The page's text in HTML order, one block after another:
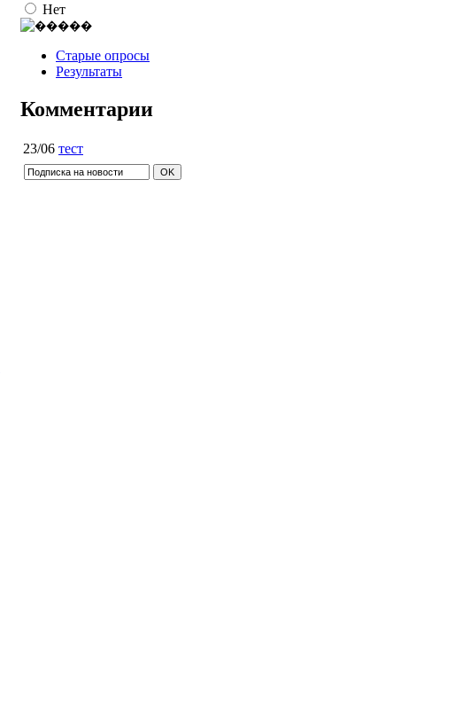
Нет
Старые опросы
Результаты
Комментарии
23/06 тест